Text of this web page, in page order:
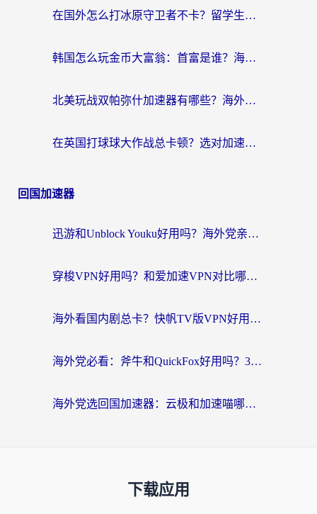
在国外怎么打冰原守卫者不卡？留学生亲测的国服游戏加速指南
韩国怎么玩金币大富翁：首富是谁？海外党国服游戏加速全攻略
北美玩战双帕弥什加速器有哪些？海外党亲测好用的国服加速指南
在英国打球球大作战总卡顿？选对加速器让你告别延迟（附实测攻略）
回国加速器
迅游和Unblock Youku好用吗？海外党亲测：3个维度教你选对回国加速器
穿梭VPN好用吗？和爱加速VPN对比哪个回国效果更好？海外党必看的实用指南
海外看国内剧总卡？快帆TV版VPN好用吗？和海牛VPN对比哪个回国效果更好？
海外党必看：斧牛和QuickFox好用吗？3步选对回国加速器，无缝刷国内剧玩游戏
海外党选回国加速器：云极和加速喵哪个好？附3款热门工具实测对比
下载应用